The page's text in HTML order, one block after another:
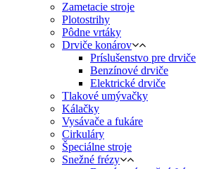
Zametacie stroje
Plotostrihy
Pôdne vrtáky
Drviče konárov
Príslušenstvo pre drviče
Benzínové drviče
Elektrické drviče
Tlakové umývačky
Kálačky
Vysávače a fukáre
Cirkuláry
Špeciálne stroje
Snežné frézy